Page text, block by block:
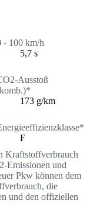
- 100 km/h
5,7 s
Ausstoß
173 g/km
F
Kraftstoffverbrauch
Emissionen und
Pkw können dem
die
und den offiziellen